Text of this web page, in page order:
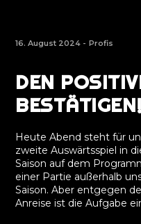
16. August 2024 - Profis
DEN
BESTÄTIGEN!
Heute Abend steht für
zweite Auswärtsspiel in
Saison auf dem
einer Partie außerhalb
Saison. Aber entgegen
Anreise ist die Aufgabe